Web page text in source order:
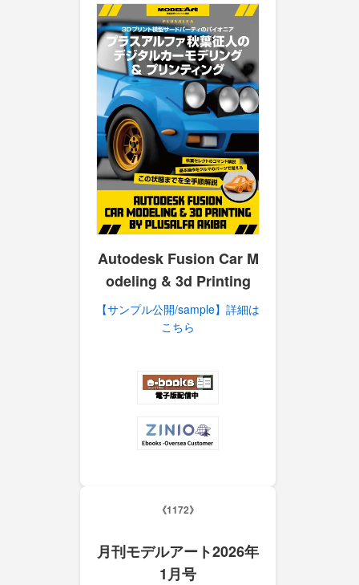
Autodesk Fusion Car M
odeling & 3d Printing
【サンプル公開/sample】詳細は
こちら
《1172》
月刊モデルアート2026年
1月号